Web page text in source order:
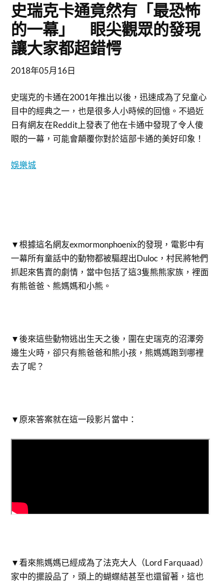
史瑞克卡通竟然有「最恐怖
的一幕」 眼尖觀眾的發現
讓大家都超錯愕
2018年05月16日
史瑞克的卡通在2001年推出以後，迅速成為了兒童心
目中的經典之一，也是很多人小時候的回憶。不過近
日有網友在Reddit上發表了他在卡通中發現了令人傻
眼的一幕，可能會顛覆你對於這部卡通的美好印象！
娛樂城
▼根據這名網友exmormonphoenix的發現，電影中有
一幕所有童話中的動物都被驅趕出Duloc，村民將牠們
抓起來售賣的劇情，當中包括了這3隻熊熊家族，裡面
有熊爸爸、熊媽媽和小熊。
▼後來這些動物逃出生天之後，圍在史瑞克的沼澤旁
邊生火時，卻只有熊爸爸和熊小孩，熊媽媽跑到哪裡
去了呢？
▼原來答案就在這一段影片當中：
▼看來熊媽媽已經成為了法克大人（Lord Farquaad）
家中的擺設品了，頭上的蝴蝶結甚至也還留著，這也